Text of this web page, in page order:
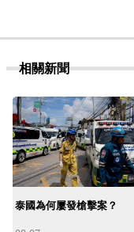
相關新聞
泰國為何屢發槍擊案？